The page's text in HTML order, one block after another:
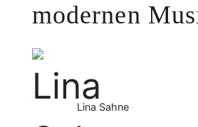
modernen
Lina Sahne